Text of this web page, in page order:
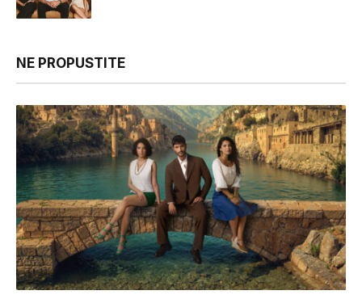
NE PROPUSTITE